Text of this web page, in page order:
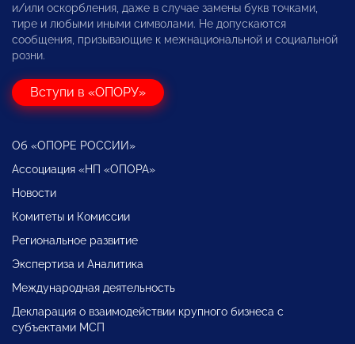
и/или оскорбления, даже в случае замены букв точками,
тире и любыми иными символами. Не допускаются
сообщения, призывающие к межнациональной и социальной
розни.
Вступи в «ОПОРУ»
Об «ОПОРЕ РОССИИ»
Ассоциация «НП «ОПОРА»
Новости
Комитеты и Комиссии
Региональное развитие
Экспертиза и Аналитика
Международная деятельность
Декларация о взаимодействии крупного бизнеса с
субъектами МСП